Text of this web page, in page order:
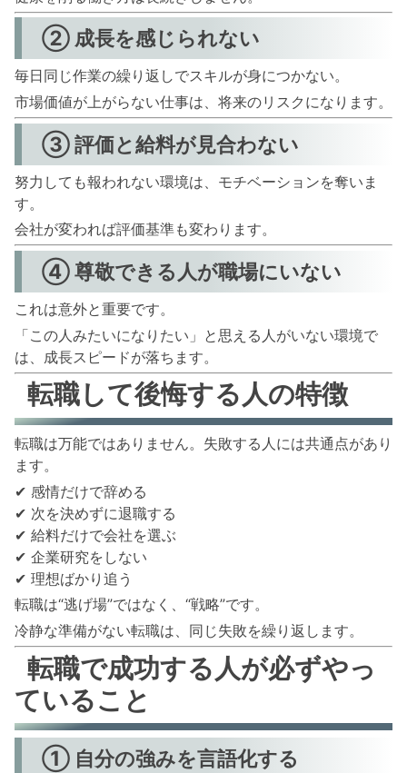
② 成長を感じられない
毎日同じ作業の繰り返しでスキルが身につかない。
市場価値が上がらない仕事は、将来のリスクになります。
③ 評価と給料が見合わない
努力しても報われない環境は、モチベーションを奪いま
す。
会社が変われば評価基準も変わります。
④ 尊敬できる人が職場にいない
これは意外と重要です。
「この人みたいになりたい」と思える人がいない環境で
は、成長スピードが落ちます。
転職して後悔する人の特徴
転職は万能ではありません。失敗する人には共通点があり
ます。
✔ 感情だけで辞める
✔ 次を決めずに退職する
✔ 給料だけで会社を選ぶ
✔ 企業研究をしない
✔ 理想ばかり追う
転職は“逃げ場”ではなく、“戦略”です。
冷静な準備がない転職は、同じ失敗を繰り返します。
転職で成功する人が必ずやっ
ていること
① 自分の強みを言語化する